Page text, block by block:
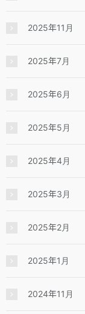
2025年11月
2025年7月
2025年6月
2025年5月
2025年4月
2025年3月
2025年2月
2025年1月
2024年11月